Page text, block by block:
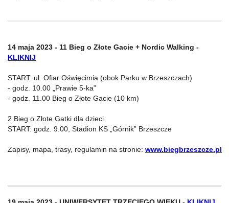
14 maja 2023 - 11 Bieg o Złote Gacie + Nordic Walking -
KLIKNIJ
START: ul. Ofiar Oświęcimia (obok Parku w Brzeszczach)
- godz. 10.00 „Prawie 5-ka”
- godz. 11.00 Bieg o Złote Gacie (10 km)
2 Bieg o Złote Gatki dla dzieci
START: godz. 9.00, Stadion KS „Górnik” Brzeszcze
Zapisy, mapa, trasy, regulamin na stronie: www.biegbrzeszcze.pl